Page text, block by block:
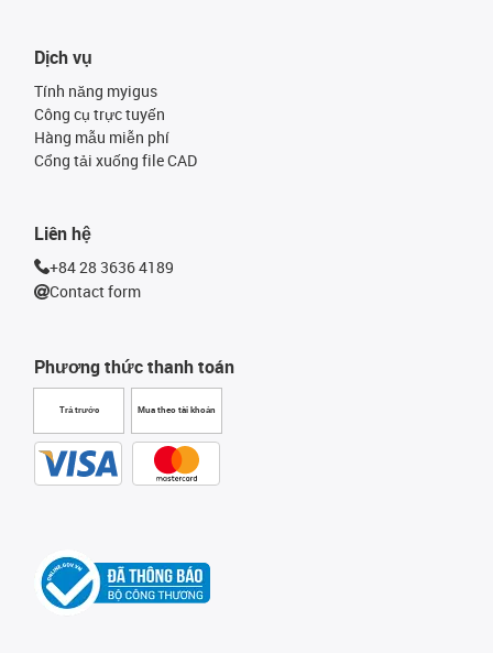
Phương thức thanh toán
Trả trước Mua theo tài khoản
Dịch vụ
Tính năng myigus
Công cụ trực tuyến
Hàng mẫu miễn phí
Cổng tải xuống file CAD
Liên hệ
+84 28 3636 4189
Contact form